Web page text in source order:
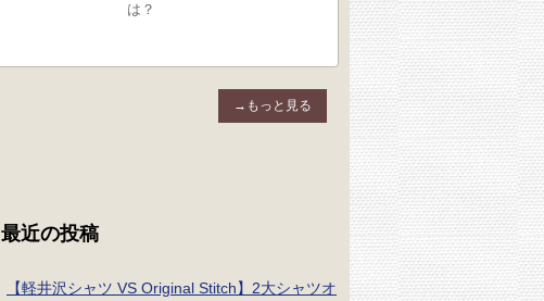
は？
→もっと見る
最近の投稿
【軽井沢シャツ VS Original Stitch】2大シャツオ